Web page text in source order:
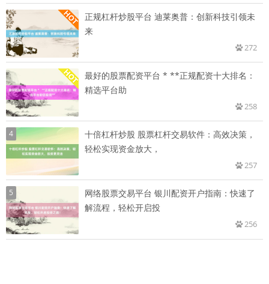
正规杠杆炒股平台 迪莱奥普：创新科技引领未
来
272
最好的股票配资平台 * **正规配资十大排名：
精选平台助
258
4
十倍杠杆炒股 股票杠杆交易软件：高效决策，
轻松实现资金放大，
257
5
网络股票交易平台 银川配资开户指南：快速了
解流程，轻松开启投
256